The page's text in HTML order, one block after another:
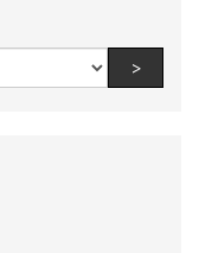
All
teams
>Find